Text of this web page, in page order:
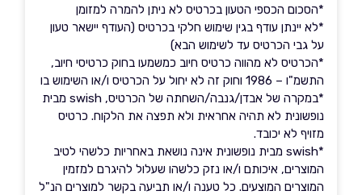
*הסכום הכספי הטעון בכרטיס לא ניתן להמרה למזומן
*לא יינתן עודף בגין שימוש חלקי בכרטיס (העודף יישאר טעון
על גבי הכרטיס עד לשימוש הבא)
*הכרטיס לא מהווה כרטיס חיוב כמשמעו בחוק כרטיסי חיוב,
התשמ"ו – 1986 וחוק זה לא יחול על הכרטיס ו/או השימוש בו
*במקרה של אבדן/גנבה/השחתה של הכרטיס, swish מבית
נופשונית לא תהיה אחראית ולא תפצה את הלקוח. כרטיס
מזויף לא יכובד.
*swish מבית נופשונית אינה נושאת באחריות כלשהי לטיב
המוצרים, איכותם ו/או נזק כלשהו שעלול להיגרם למזמין
המוצרים המוצעים. כל טענה ו/או תביעה בקשר למוצרים הנ"ל